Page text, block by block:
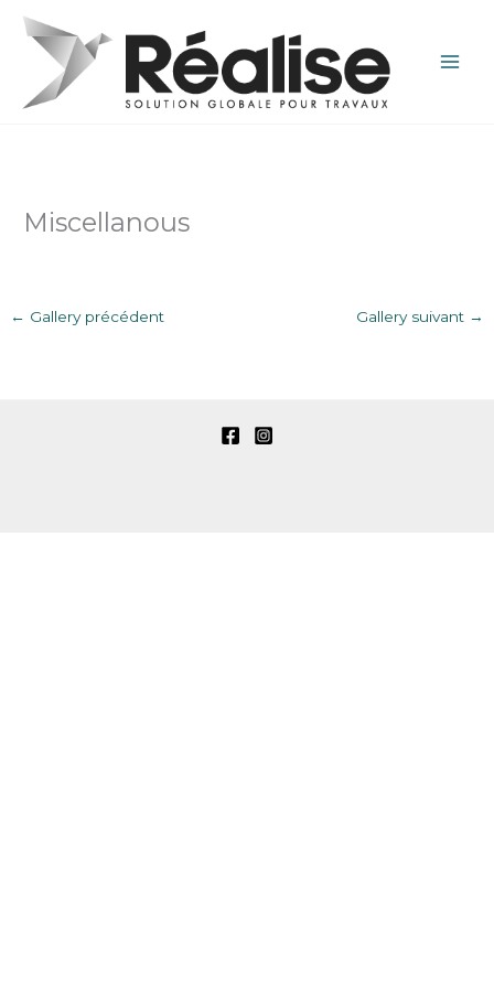
contenu
Miscellanous
← Gallery précédent Gallery suivant →